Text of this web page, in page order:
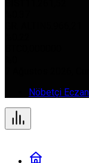
Nöbetçi